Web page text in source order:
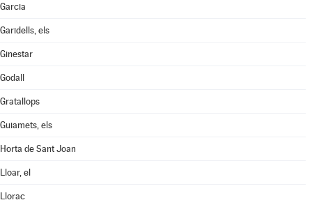
Garcia
Garidells, els
Ginestar
Godall
Gratallops
Guiamets, els
Horta de Sant Joan
Lloar, el
Llorac